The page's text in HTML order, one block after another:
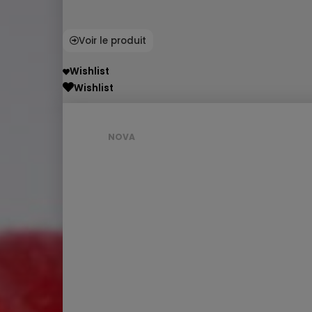
Voir le produit
Wishlist
Wishlist
NOVA